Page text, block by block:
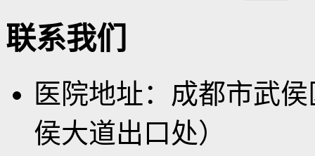
联系我们
医院地址：成都市武
侯大道出口处）